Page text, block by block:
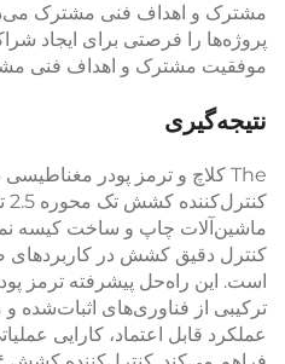
مشترک و اهداف فنی مشترک
پروژه‌ها را فرصتی برای ایجاد
موفقیت مشترک و اهداف فنی
نتیجه‌گیری
The
ماشین‌آلات چاپ و ساخت کیسه
است. این راه‌حل پیشرفته ترمز
ترکیبی از فناوری‌های
عملکرد قابل اعتماد، کارایی